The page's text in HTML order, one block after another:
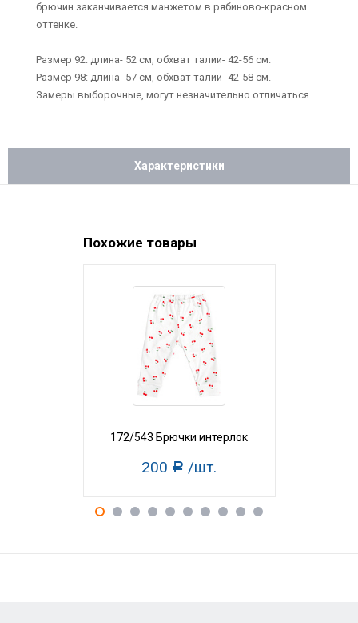
брючин заканчивается манжетом в рябиново-красном
оттенке.
Размер 92: длина- 52 см, обхват талии- 42-56 см.
Размер 98: длина- 57 см, обхват талии- 42-58 см.
Замеры выборочные, могут незначительно отличаться.
Характеристики
Похожие товары
172/543 Брючки интерлок
200 Р /шт.